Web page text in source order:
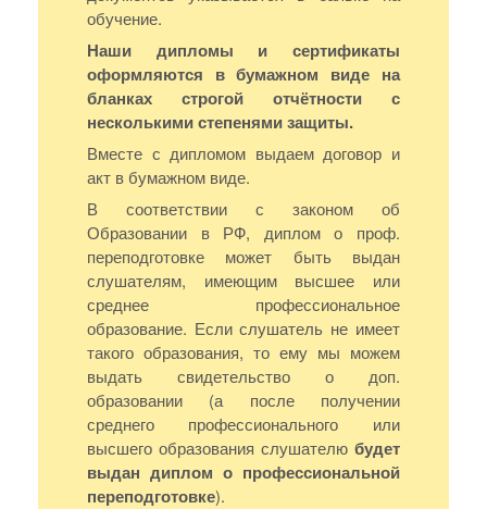
обучение.
Наши дипломы и сертификаты
оформляются в бумажном виде на
бланках строгой отчётности с
несколькими степенями защиты.
Вместе с дипломом выдаем договор и
акт в бумажном виде.
В соответствии с законом об
Образовании в РФ, диплом о проф.
переподготовке может быть выдан
слушателям, имеющим высшее или
среднее профессиональное
образование. Если слушатель не имеет
такого образования, то ему мы можем
выдать свидетельство о доп.
образовании (а после получении
среднего профессионального или
высшего образования слушателю будет
выдан диплом о профессиональной
переподготовке).